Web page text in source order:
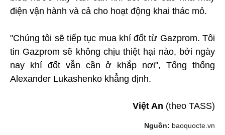
điện vận hành và cả cho hoạt động khai thác mỏ.
"Chúng tôi sẽ tiếp tục mua khí đốt từ Gazprom. Tôi
tin Gazprom sẽ không chịu thiệt hại nào, bởi ngày
nay khí đốt vẫn cần ở khắp nơi", Tổng thống
Alexander Lukashenko khẳng định.
Việt An (theo TASS)
Nguồn: baoquocte.vn